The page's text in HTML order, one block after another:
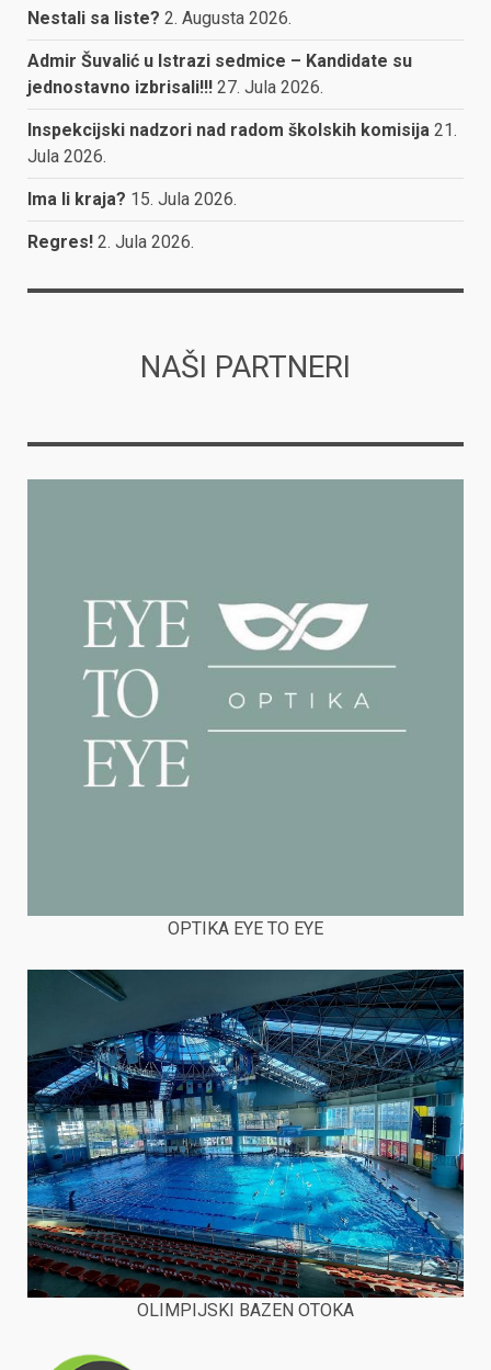
Nestali sa liste? 2. Augusta 2026.
Admir Šuvalić u Istrazi sedmice – Kandidate su
jednostavno izbrisali!!! 27. Jula 2026.
Inspekcijski nadzori nad radom školskih komisija 21.
Jula 2026.
Ima li kraja? 15. Jula 2026.
Regres! 2. Jula 2026.
NAŠI PARTNERI
OPTIKA EYE TO EYE
OLIMPIJSKI BAZEN OTOKA